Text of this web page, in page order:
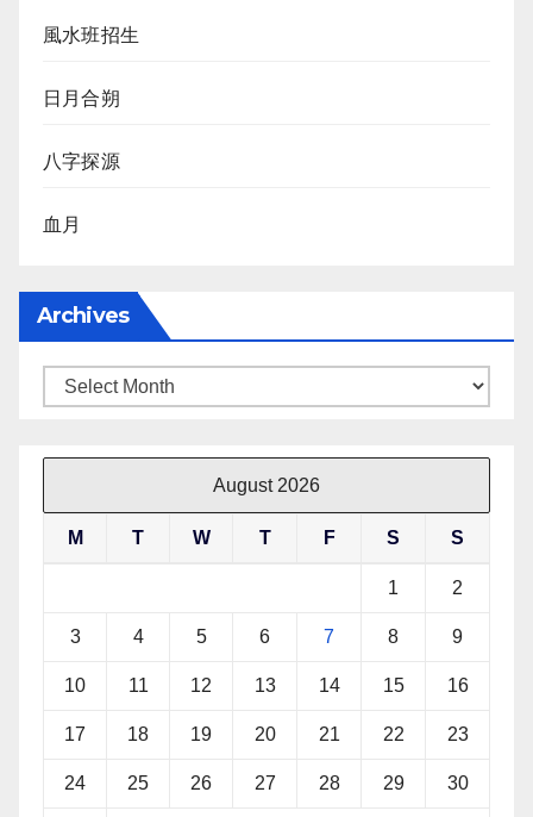
風水班招生
日月合朔
八字探源
血月
Archives
Archives
August 2026
M T W T F S S
1 2
3 4 5 6 7 8 9
10 11 12 13 14 15 16
17 18 19 20 21 22 23
24 25 26 27 28 29 30